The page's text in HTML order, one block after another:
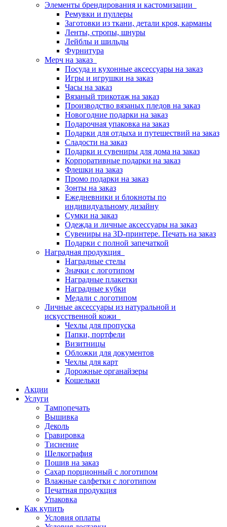
Элементы брендирования и кастомизации
Ремувки и пуллеры
Заготовки из ткани, детали кроя, карманы
Ленты, стропы, шнуры
Лейблы и шильды
Фурнитура
Мерч на заказ
Посуда и кухонные аксессуары на заказ
Игры и игрушки на заказ
Часы на заказ
Вязаный трикотаж на заказ
Производство вязаных пледов на заказ
Новогодние подарки на заказ
Подарочная упаковка на заказ
Подарки для отдыха и путешествий на заказ
Сладости на заказ
Подарки и сувениры для дома на заказ
Корпоративные подарки на заказ
Флешки на заказ
Промо подарки на заказ
Зонты на заказ
Ежедневники и блокноты по
индивидуальному дизайну
Сумки на заказ
Одежда и личные аксессуары на заказ
Сувениры на 3D-принтере. Печать на заказ
Подарки с полной запечаткой
Наградная продукция
Наградные стелы
Значки с логотипом
Наградные плакетки
Наградные кубки
Медали с логотипом
Личные аксессуары из натуральной и
искусственной кожи
Чехлы для пропуска
Папки, портфели
Визитницы
Обложки для документов
Чехлы для карт
Дорожные органайзеры
Кошельки
Акции
Услуги
Тампопечать
Вышивка
Деколь
Гравировка
Тиснение
Шелкография
Пошив на заказ
Сахар порционный с логотипом
Влажные салфетки с логотипом
Печатная продукция
Упаковка
Как купить
Условия оплаты